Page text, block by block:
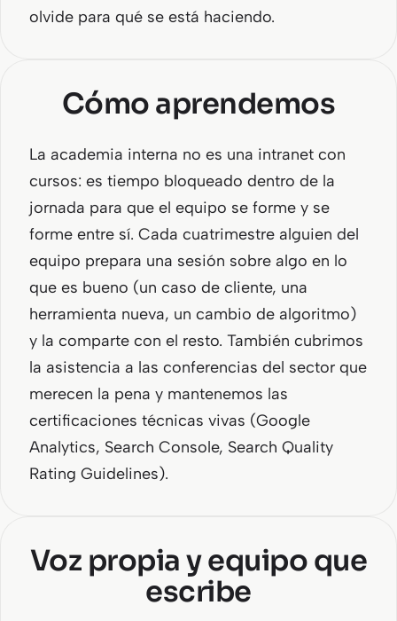
olvide para qué se está haciendo.
Cómo aprendemos
La academia interna no es una intranet con
cursos: es tiempo bloqueado dentro de la
jornada para que el equipo se forme y se
forme entre sí. Cada cuatrimestre alguien del
equipo prepara una sesión sobre algo en lo
que es bueno (un caso de cliente, una
herramienta nueva, un cambio de algoritmo)
y la comparte con el resto. También cubrimos
la asistencia a las conferencias del sector que
merecen la pena y mantenemos las
certificaciones técnicas vivas (Google
Analytics, Search Console, Search Quality
Rating Guidelines).
Voz propia y equipo que
escribe